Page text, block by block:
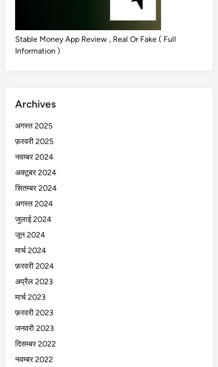
Stable Money App Review , Real Or Fake ( Full
Information )
Archives
अगस्त 2025
फ़रवरी 2025
नवम्बर 2024
अक्टूबर 2024
सितम्बर 2024
अगस्त 2024
जुलाई 2024
जून 2024
मार्च 2024
फ़रवरी 2024
अप्रैल 2023
मार्च 2023
फ़रवरी 2023
जनवरी 2023
दिसम्बर 2022
नवम्बर 2022